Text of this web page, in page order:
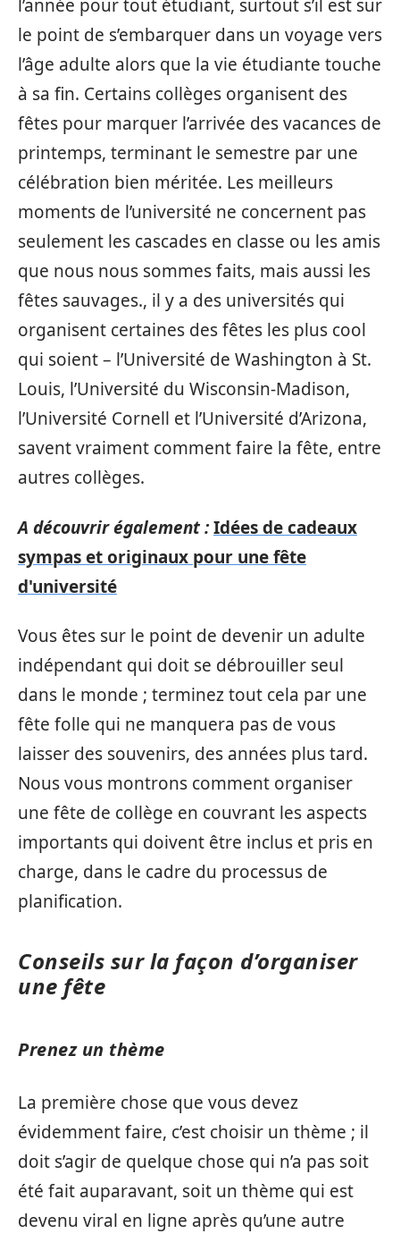
l’année pour tout étudiant, surtout s’il est sur
le point de s’embarquer dans un voyage vers
l’âge adulte alors que la vie étudiante touche
à sa fin. Certains collèges organisent des
fêtes pour marquer l’arrivée des vacances de
printemps, terminant le semestre par une
célébration bien méritée. Les meilleurs
moments de l’université ne concernent pas
seulement les cascades en classe ou les amis
que nous nous sommes faits, mais aussi les
fêtes sauvages., il y a des universités qui
organisent certaines des fêtes les plus cool
qui soient – l’Université de Washington à St.
Louis, l’Université du Wisconsin-Madison,
l’Université Cornell et l’Université d’Arizona,
savent vraiment comment faire la fête, entre
autres collèges.
A découvrir également :Idées de cadeaux
sympas et originaux pour une fête
d'université
Vous êtes sur le point de devenir un adulte
indépendant qui doit se débrouiller seul
dans le monde ; terminez tout cela par une
fête folle qui ne manquera pas de vous
laisser des souvenirs, des années plus tard.
Nous vous montrons comment organiser
une fête de collège en couvrant les aspects
importants qui doivent être inclus et pris en
charge, dans le cadre du processus de
planification.
Conseils sur la façon d’organiser
une fête
Prenez un thème
La première chose que vous devez
évidemment faire, c’est choisir un thème ; il
doit s’agir de quelque chose qui n’a pas soit
été fait auparavant, soit un thème qui est
devenu viral en ligne après qu’une autre